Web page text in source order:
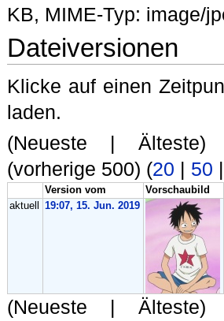
KB, MIME-Typ: image/
Dateiversionen
Klicke auf einen
laden.
(Neueste | Älteste)
(vorherige 500) (20 | 50
Version vom
Vorschaubild
aktuell
19:07, 15. Jun. 2019
(Neueste | Älteste)